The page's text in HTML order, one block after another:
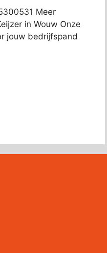
Meer
in Wouw Onze
jouw bedrijfspand